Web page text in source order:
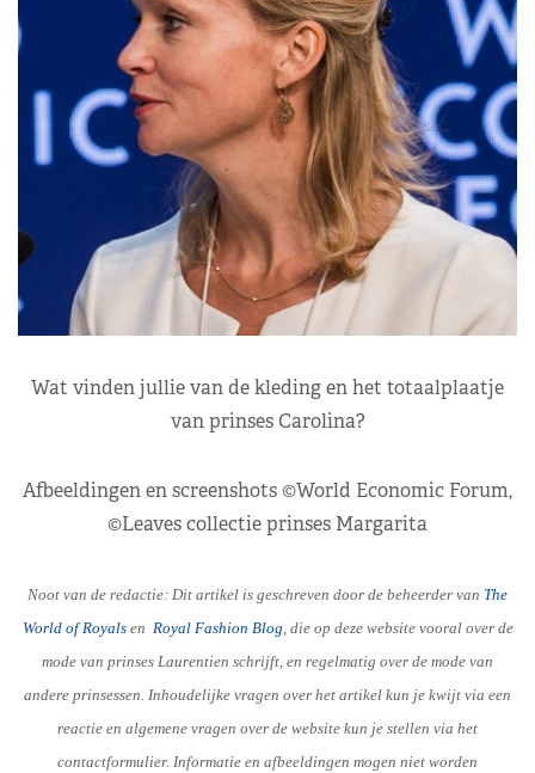
Wat vinden jullie van de kleding en het totaalplaatje
van prinses Carolina?
Afbeeldingen en screenshots ©World Economic Forum,
©Leaves collectie prinses Margarita
Noot van de redactie: Dit artikel is geschreven door de beheerder van The
World of Royalsen Royal Fashion Blog, die op deze website vooral over de
mode van prinses Laurentien schrijft, en regelmatig over de mode van
andere prinsessen. Inhoudelijke vragen over het artikel kun je kwijt via een
reactie en algemene vragen over de website kun je stellen via het
contactformulier. Informatie en afbeeldingen mogen niet worden